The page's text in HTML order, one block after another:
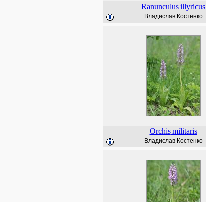
Ranunculusillyricus
Владислав Костенко
Orchis militaris
Владислав Костенко